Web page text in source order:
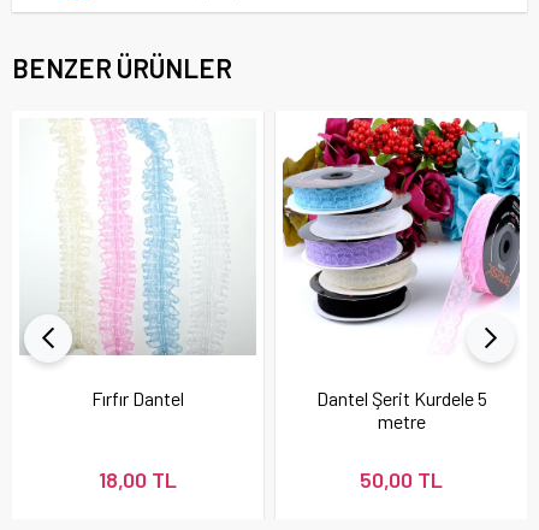
BENZER ÜRÜNLER
Fırfır Dantel
18,00 TL
Dantel Şerit Kurdele 5
metre
50,00 TL